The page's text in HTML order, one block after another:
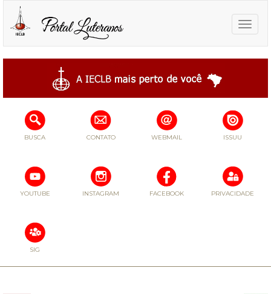
Toggle
BUSCA CONTATO WEBMAIL ISSUU
YOUTUBE INSTAGRAM FACEBOOK PRIVACIDADE
SIG